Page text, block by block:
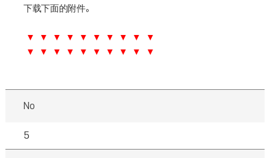
下载下面的附件。
▼ ▼ ▼ ▼ ▼ ▼ ▼ ▼ ▼ ▼
▼ ▼ ▼ ▼ ▼ ▼ ▼ ▼ ▼ ▼
No
5